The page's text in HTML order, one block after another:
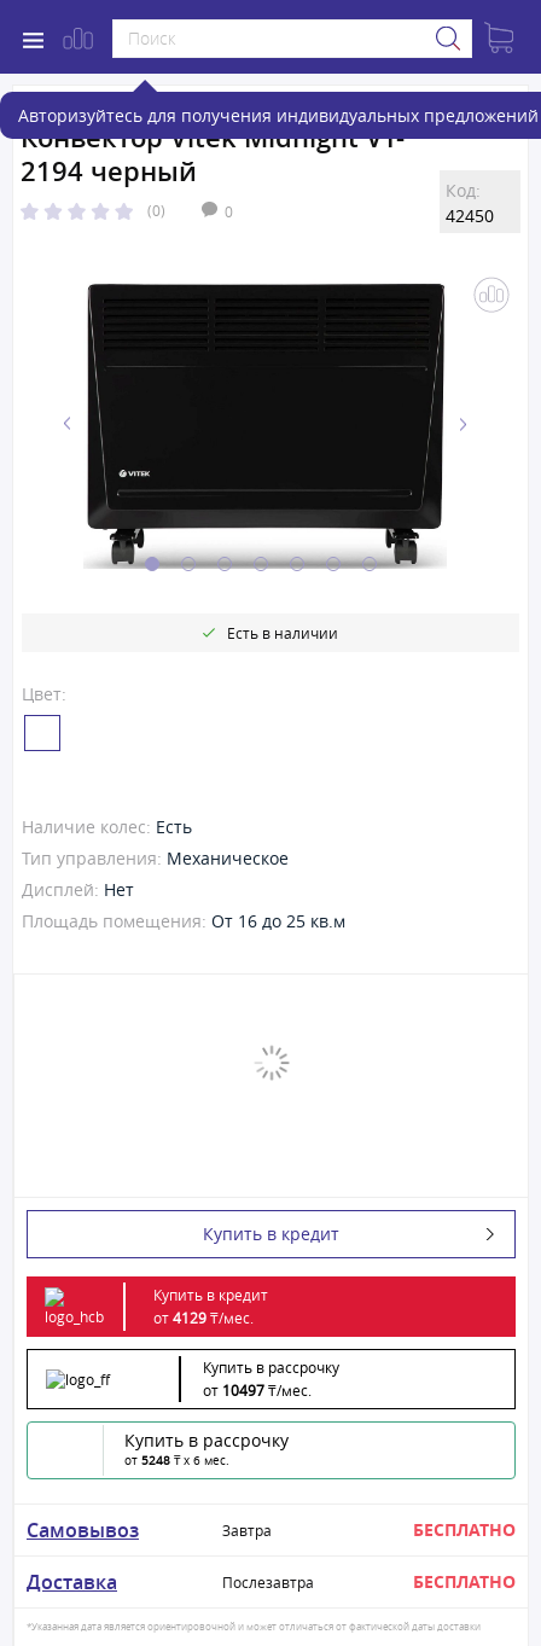
Авторизуйтесь для получения индивидуальных предложений
Конвектор Vitek Midnight VT-
2194 черный
(0) 0
Код:
42450
Цвет:
Есть в наличии
Наличие колес: Есть
Тип управления: Механическое
Дисплей: Нет
Площадь помещения: От 16 до 25 кв.м
Купить в кредит
Купить в кредит
от4129₸/мес.
Купить в рассрочку
от 10497₸/мес.
Купить в рассрочку
от 5248 ₸ x 6 мес.
Самовывоз Завтра БЕСПЛАТНО
Доставка Послезавтра БЕСПЛАТНО
*Указанная дата является ориентировочной и может отличаться от фактической даты доставки